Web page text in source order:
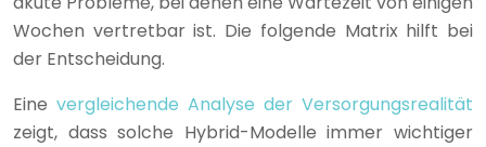
Wochen vertretbar ist. Die folgende Matrix hilft bei
der Entscheidung.
Eine vergleichende Analyse der Versorgungsrealität
zeigt, dass solche Hybrid-Modelle immer wichtiger